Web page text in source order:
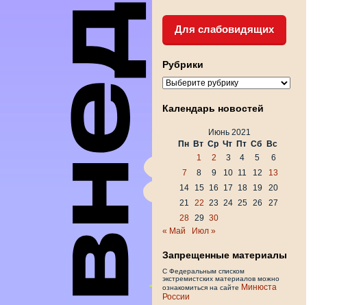
Для слабовидящих
Рубрики
Рубрики
Календарь новостей
Июнь 2021
Пн Вт Ср Чт Пт Сб
Вс
1
2 3 4 5
6
7
8 9 10 11 12
13
14
15 16 17 18 19
20
21
22 23 24 25 26
27
28 29 30
« Май
Июл »
Запрещенные материалы
С Федеральным списком
экстремистских материалов можно
ознакомиться на сайте Минюста
России